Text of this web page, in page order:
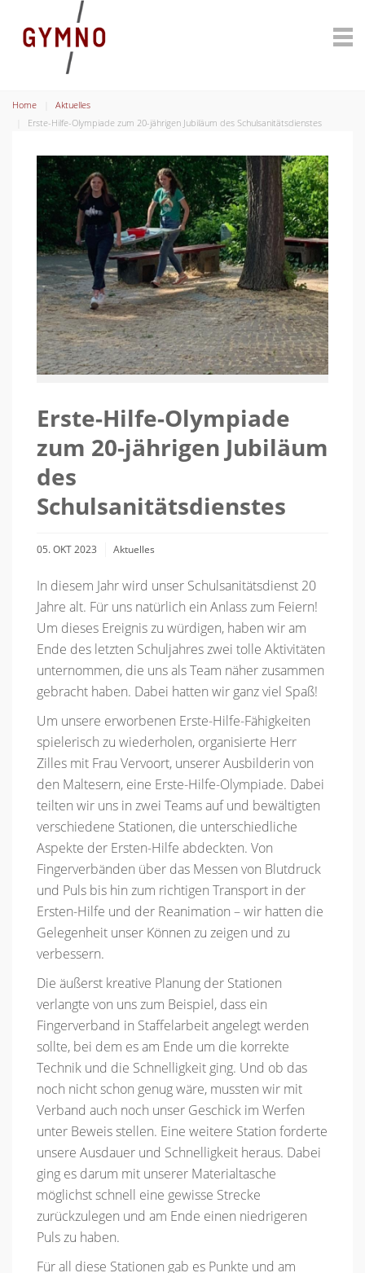
Home
Aktuelles
Erste-Hilfe-Olympiade zum 20-jährigen Jubiläum des Schulsanitätsdienstes
Erste-Hilfe-Olympiade
zum 20-jährigen Jubiläum
des
Schulsanitätsdienstes
05. OKT 2023 Aktuelles
In diesem Jahr wird unser Schulsanitätsdienst 20
Jahre alt. Für uns natürlich ein Anlass zum Feiern!
Um dieses Ereignis zu würdigen, haben wir am
Ende des letzten Schuljahres zwei tolle Aktivitäten
unternommen, die uns als Team näher zusammen
gebracht haben. Dabei hatten wir ganz viel Spaß!
Um unsere erworbenen Erste-Hilfe-Fähigkeiten
spielerisch zu wiederholen, organisierte Herr
Zilles mit Frau Vervoort, unserer Ausbilderin von
den Maltesern, eine Erste-Hilfe-Olympiade. Dabei
teilten wir uns in zwei Teams auf und bewältigten
verschiedene Stationen, die unterschiedliche
Aspekte der Ersten-Hilfe abdeckten. Von
Fingerverbänden über das Messen von Blutdruck
und Puls bis hin zum richtigen Transport in der
Ersten-Hilfe und der Reanimation – wir hatten die
Gelegenheit unser Können zu zeigen und zu
verbessern.
Die äußerst kreative Planung der Stationen
verlangte von uns zum Beispiel, dass ein
Fingerverband in Staffelarbeit angelegt werden
sollte, bei dem es am Ende um die korrekte
Technik und die Schnelligkeit ging. Und ob das
noch nicht schon genug wäre, mussten wir mit
Verband auch noch unser Geschick im Werfen
unter Beweis stellen. Eine weitere Station forderte
unsere Ausdauer und Schnelligkeit heraus. Dabei
ging es darum mit unserer Materialtasche
möglichst schnell eine gewisse Strecke
zurückzulegen und am Ende einen niedrigeren
Puls zu haben.
Für all diese Stationen gab es Punkte und am